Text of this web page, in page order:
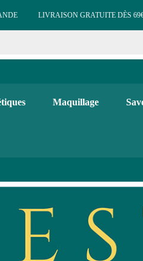
LIVRAISON GRATUITE DÈS
Maquillage